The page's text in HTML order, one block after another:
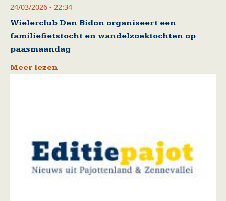
24/03/2026 - 22:34
Wielerclub Den Bidon organiseert een
familiefietstocht en wandelzoektochten op
paasmaandag
Meer lezen